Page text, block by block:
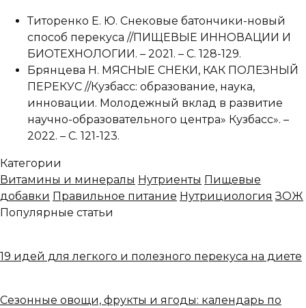
Титоренко Е. Ю. Снековые батончики-новый
способ перекуса //ПИЩЕВЫЕ ИННОВАЦИИ И
БИОТЕХНОЛОГИИ. – 2021. – С. 128-129.
Брянцева Н. МЯСНЫЕ СНЕКИ, КАК ПОЛЕЗНЫЙ
ПЕРЕКУС //Кузбасс: образование, наука,
инновации. Молодежный вклад в развитие
научно-образовательного центра» Кузбасс». –
2022. – С. 121-123.
Категории
Витамины и минералы Нутриенты Пищевые
добавки Правильное питание Нутрициология ЗОЖ
Популярные статьи
19 идей для легкого и полезного перекуса на диете
Сезонные овощи, фрукты и ягоды: календарь по